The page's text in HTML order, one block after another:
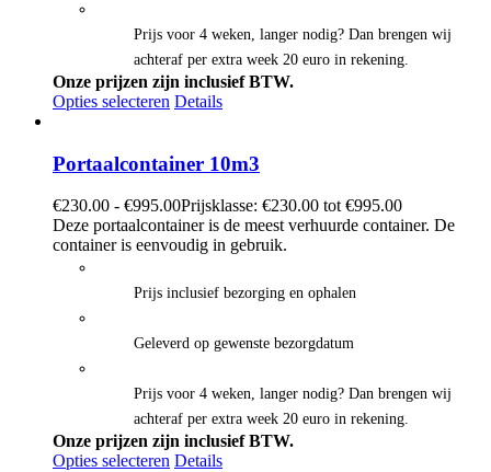
Prijs voor 4 weken, langer nodig? Dan brengen wij
achteraf per extra week 20 euro in rekening.
Onze prijzen zijn inclusief BTW.
Opties selecteren Details
Portaalcontainer 10m3
€230.00 - €995.00Prijsklasse: €230.00 tot €995.00
Deze portaalcontainer is de meest verhuurde container. De
container is eenvoudig in gebruik.
Prijs inclusief bezorging en ophalen
Geleverd op gewenste bezorgdatum
Prijs voor 4 weken, langer nodig? Dan brengen wij
achteraf per extra week 20 euro in rekening.
Onze prijzen zijn inclusief BTW.
Opties selecteren Details